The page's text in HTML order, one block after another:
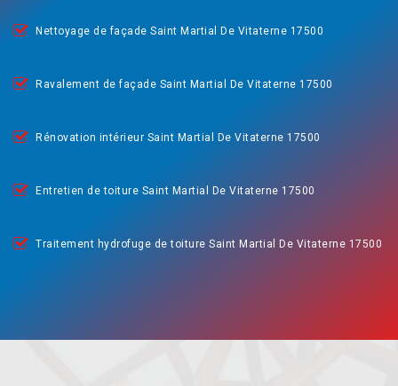
Nettoyage de façade Saint Martial De Vitaterne 17500
Ravalement de façade Saint Martial De Vitaterne 17500
Rénovation intérieur Saint Martial De Vitaterne 17500
Entretien de toiture Saint Martial De Vitaterne 17500
Traitement hydrofuge de toiture Saint Martial De Vitaterne 17500